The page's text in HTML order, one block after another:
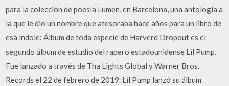
para la colección de poesía Lumen, en Barcelona, una antología a
la que le dio un nombre que atesoraba hace años para un libro de
esa índole: Álbum de toda especie de Harverd Dropout es el
segundo álbum de estudio del rapero estadounidense Lil Pump.
Fue lanzado a través de Tha Lights Global y Warner Bros.
Records el 22 de febrero de 2019. Lil Pump lanzó su álbum